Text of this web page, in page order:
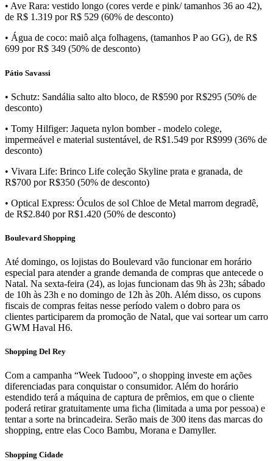
• Ave Rara: vestido longo (cores verde e pink/ tamanhos 36 ao 42),
de R$ 1.319 por R$ 529 (60% de desconto)
• Água de coco: maiô alça folhagens, (tamanhos P ao GG), de R$
699 por R$ 349 (50% de desconto)
Pátio Savassi
• Schutz: Sandália salto alto bloco, de R$590 por R$295 (50% de
desconto)
• Tomy Hilfiger: Jaqueta nylon bomber - modelo colege,
impermeável e material sustentável, de R$1.549 por R$999 (36% de
desconto)
• Vivara Life: Brinco Life coleção Skyline prata e granada, de
R$700 por R$350 (50% de desconto)
• Optical Express: Óculos de sol Chloe de Metal marrom degradê,
de R$2.840 por R$1.420 (50% de desconto)
Boulevard Shopping
Até domingo, os lojistas do Boulevard vão funcionar em horário
especial para atender a grande demanda de compras que antecede o
Natal. Na sexta-feira (24), as lojas funcionam das 9h às 23h; sábado
de 10h às 23h e no domingo de 12h às 20h. Além disso, os cupons
fiscais de compras feitas nesse período valem o dobro para os
clientes participarem da promoção de Natal, que vai sortear um carro
GWM Haval H6.
Shopping Del Rey
Com a campanha “Week Tudooo”, o shopping investe em ações
diferenciadas para conquistar o consumidor. Além do horário
estendido terá a máquina de captura de prêmios, em que o cliente
poderá retirar gratuitamente uma ficha (limitada a uma por pessoa) e
tentar a sorte na brincadeira. Serão mais de 300 itens das marcas do
shopping, entre elas Coco Bambu, Morana e Damyller.
Shopping Cidade